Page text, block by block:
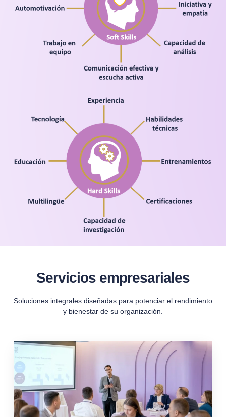
Servicios empresariales
Soluciones integrales diseñadas para potenciar el rendimiento
y bienestar de su organización.